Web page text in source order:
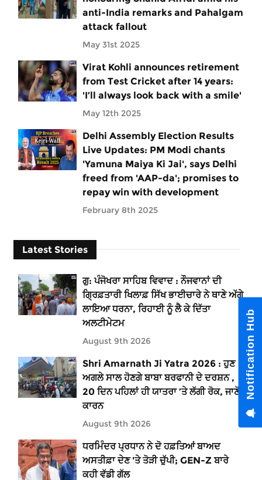
anti-India remarks and Pahalgam
attack fallout
May 31st 2025
Virat Kohli announces retirement
from Test Cricket after 14 years:
'I’ll always look back with a smile'
May 12th 2025
Delhi Assembly Election Results
Live Updates: PM Modi chants
'Yamuna Maiya Ki Jai', says Delhi
freed from 'AAP-da'; promises to
repay win with development
February 8th 2025
Latest Stories
ਗੁ: ਪੰਜੋਖਰਾ ਸਾਹਿਬ ਵਿਵਾਦ : ਨੌਜਵਾਨਾਂ ਦੀ
ਗ੍ਰਿਫ਼ਤਾਰੀ ਖਿਲਾਫ਼ ਸਿੱਖ ਭਾਈਚਾਰੇ ਨੇ ਥਾਣੇ ਅੱਗੇ
ਲਾਇਆ ਧਰਨਾ, ਰਿਹਾਈ ਨੂੰ ਲੈ ਕੇ ਦਿੱਤਾ
ਅਲਟੀਮੇਟਮ
August 9th 2026
Shri Amarnath Ji Yatra 2026 : ਹੁਣ
ਅਗਲੇ ਸਾਲ ਹੋਣਗੇ ਬਾਬਾ ਬਰਫਾਨੀ ਦੇ ਦਰਸ਼ਨ ,
20 ਦਿਨ ਪਹਿਲਾਂ ਹੀ ਯਾਤਰਾ ’ਤੇ ਲੱਗੀ ਰੋਕ, ਜਾਣੋ
ਕਾਰਨ
August 9th 2026
ਧਰਮਿੰਦਰ ਪ੍ਰਧਾਨ ਨੇ ਦੋ ਹਫ਼ਤਿਆਂ ਬਾਅਦ
ਅਸਤੀਫ਼ਾ ਦੇਣ 'ਤੇ ਤੋੜੀ ਚੁੱਪੀ; GEN-Z ਬਾਰੇ
ਕਹੀ ਵੱਡੀ ਗੱਲ
Notification Hub